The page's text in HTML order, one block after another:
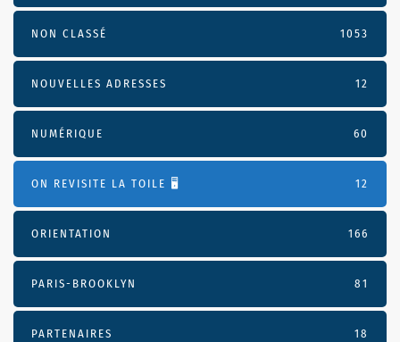
NON CLASSÉ 1053
NOUVELLES ADRESSES 12
NUMÉRIQUE 60
ON REVISITE LA TOILE 🖥️ 12
ORIENTATION 166
PARIS-BROOKLYN 81
PARTENAIRES 18